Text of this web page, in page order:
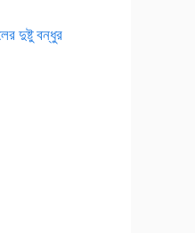
দুষ্টু বন্ধুর